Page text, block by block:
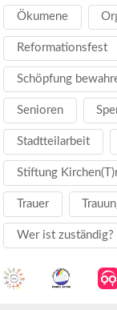
Ökumene
Reformationsfest
Schöpfung
Senioren
Stadtteilarbeit
Stiftung
Trauer
Wer ist zuständig?